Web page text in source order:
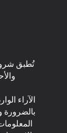
تُطبق
الآراء
بالضرورة